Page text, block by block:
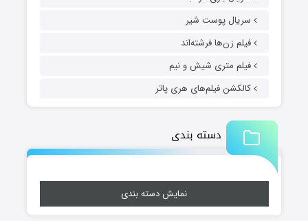
سریال پوست شیر
فیلم زن‌ها فرشته‌اند
فیلم متری شیش و نیم
کالکشن فیلم‌های هری پاتر
دسته بندی
نمایش دسته بندی